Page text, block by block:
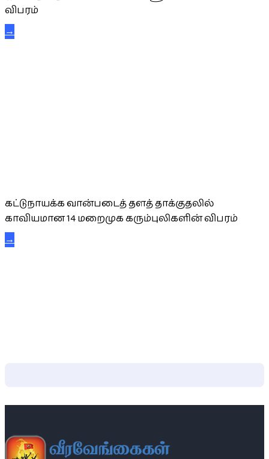
விபரம்
→
கட்டுநாயக்க வான்படைத் தளத் தாக்குதலில்
காவியமான 14 மறைமுக கரும்புலிகளின் விபரம்
→